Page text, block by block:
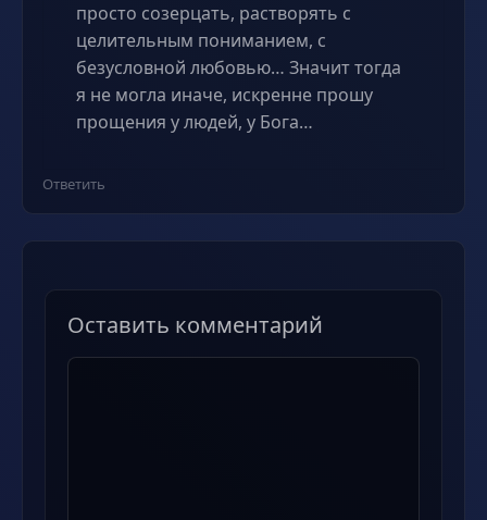
просто созерцать, растворять с
целительным пониманием, с
безусловной любовью… Значит тогда
я не могла иначе, искренне прошу
прощения у людей, у Бога…
Ответить
Оставить комментарий
Комментарий